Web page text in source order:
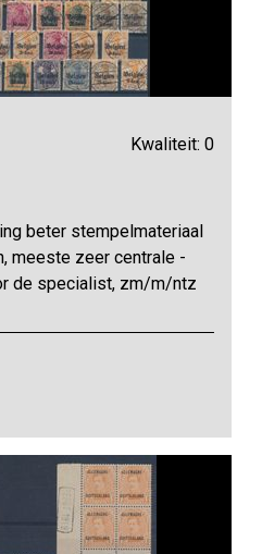
Kwaliteit: 0
beter stempelmateriaal
meeste zeer centrale -
de specialist, zm/m/ntz